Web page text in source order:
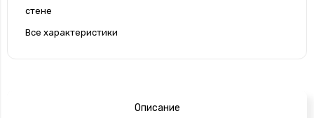
стене
Все характеристики
Описание